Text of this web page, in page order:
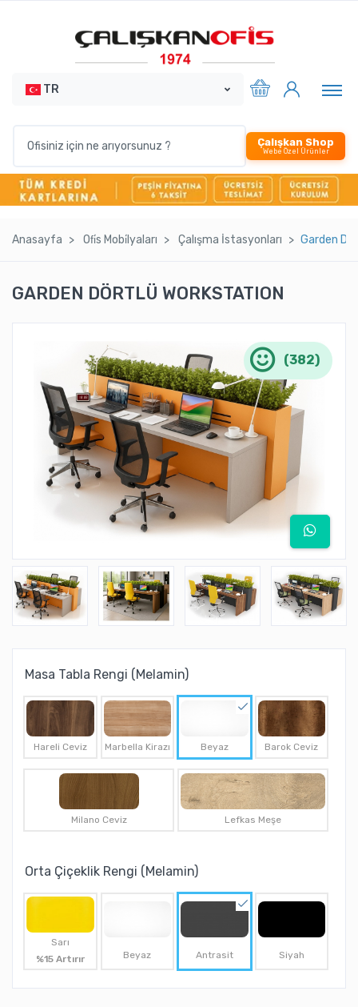
TR
Çalışkan Shop
Webe Özel Ürünler
Anasayfa Ofi̇s Mobi̇lyaları Çalışma İstasyonları Garden
GARDEN DÖRTLÜ WORKSTATION
(382)
Masa Tabla Rengi (Melamin)
Hareli Ceviz Marbella Kirazı Beyaz Barok Ceviz
Milano Ceviz Lefkas Meşe
Orta Çiçeklik Rengi (Melamin)
Sarı
%15 Artırır
Beyaz Antrasit Siyah